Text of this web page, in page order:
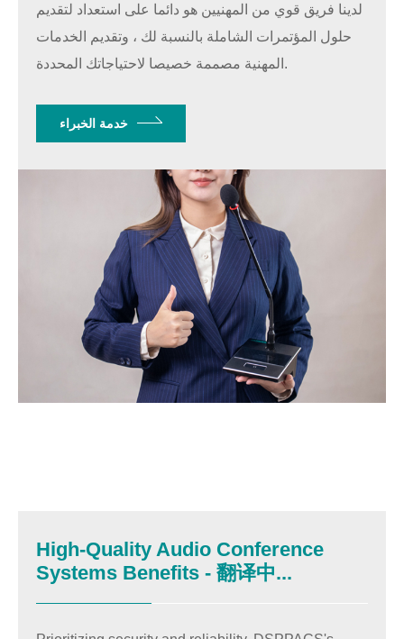
لدينا فريق قوي من المهنيين هو دائما على استعداد لتقديم
حلول المؤتمرات الشاملة بالنسبة لك ، وتقديم الخدمات
المهنية مصممة خصيصا لاحتياجاتك المحددة.
خدمة الخبراء
High-Quality Audio Conference
Systems Benefits - 翻译中...